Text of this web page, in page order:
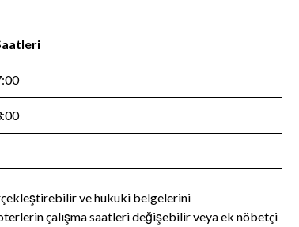
ve hukuki belgelerini
çalışma saatleri değişebilir veya ek nöbetçi